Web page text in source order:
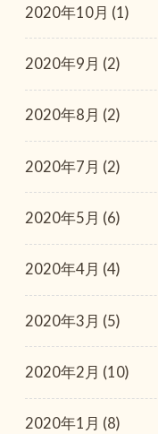
2020年10月 (1)
2020年9月 (2)
2020年8月 (2)
2020年7月 (2)
2020年5月 (6)
2020年4月 (4)
2020年3月 (5)
2020年2月 (10)
2020年1月 (8)